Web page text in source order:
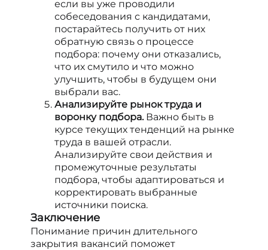
если вы уже проводили
собеседования с кандидатами,
постарайтесь получить от них
обратную связь о процессе
подбора: почему они отказались,
что их смутило и что можно
улучшить, чтобы в будущем они
выбрали вас.
Анализируйте рынок труда и
воронку подбора.Важно быть в
курсе текущих тенденций на рынке
труда в вашей отрасли.
Анализируйте свои действия и
промежуточные результаты
подбора, чтобы адаптироваться и
корректировать выбранные
источники поиска.
Заключение
Понимание причин длительного
закрытия вакансий поможет